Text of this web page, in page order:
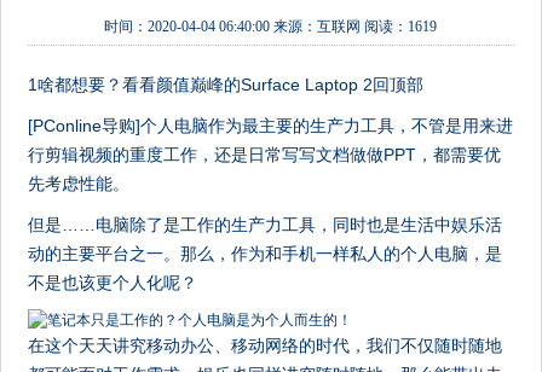
时间：2020-04-04 06:40:00 来源：互联网 阅读：1619
1啥都想要？看看颜值巅峰的Surface Laptop 2回顶部
[PConline导购]个人电脑作为最主要的生产力工具，不管是用来进
行剪辑视频的重度工作，还是日常写写文档做做PPT，都需要优
先考虑性能。
但是……电脑除了是工作的生产力工具，同时也是生活中娱乐活
动的主要平台之一。那么，作为和手机一样私人的个人电脑，是
不是也该更个人化呢？
在这个天天讲究移动办公、移动网络的时代，我们不仅随时随地